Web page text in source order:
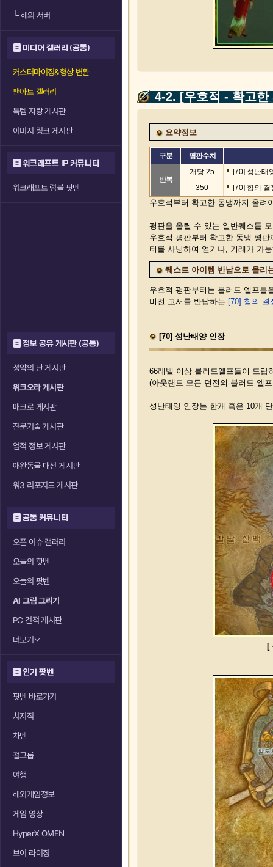
└해외 서버
미디어 갤러리 (공통)
커스터마이징&형상 변환
팬아트 갤러리
득템 자랑 게시판
이미지 링크 게시판
워크래프트 IP 커뮤니티
워크래프트 럼블 팟벤
정보 공유 게시판 (공통)
성약의 단 게시판
위크오라 게시판
매크로 게시판
전문기술 게시판
업적 정보 게시판
애완동물 대전 게시판
워3 리포지드 게시판
공통 커뮤니티
오픈 이슈 갤러리
오늘의 핫벤
오늘의 팟벤
AI 그림 그리기
PC 견적 게시판
더보기
인기 팟벤
팟벤 바로가기
치지직
차벤
걸그룹
여행
해외게임정보
게임 영상
HyperX OMEN
브이 라이징
4-2. [우호적 - 확고
요약정보
구분 평판수치
반복
개당 25
[70] 성난태
350
[70] 힘의 결
우호적부터 확고한 동맹까지 올려
평판을 올릴 수 있는 일반퀘스틑
우호적 평판부터 확고한 동맹 평
터를 사냥하여 얻거나, 거래가 가
퀘스트 아이템 반납으로 올리
우호적 평판부터는 블러드 엘프
비전 고서를 반납하는 [70] 힘의 결
[70] 성난태양 인장
66레벨 이상 블러드엘프들이 드랍
(아웃랜드 모든 던전의 블러드 엘
성난태양 인장는 한개 혹은 10개
[